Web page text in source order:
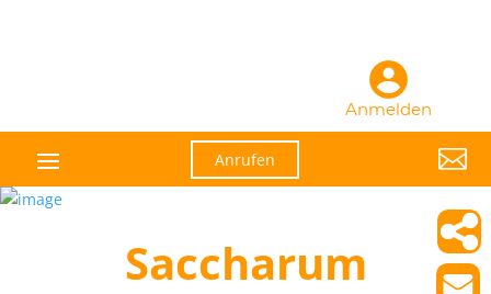
Anmelden
Anrufen 
Saccharum